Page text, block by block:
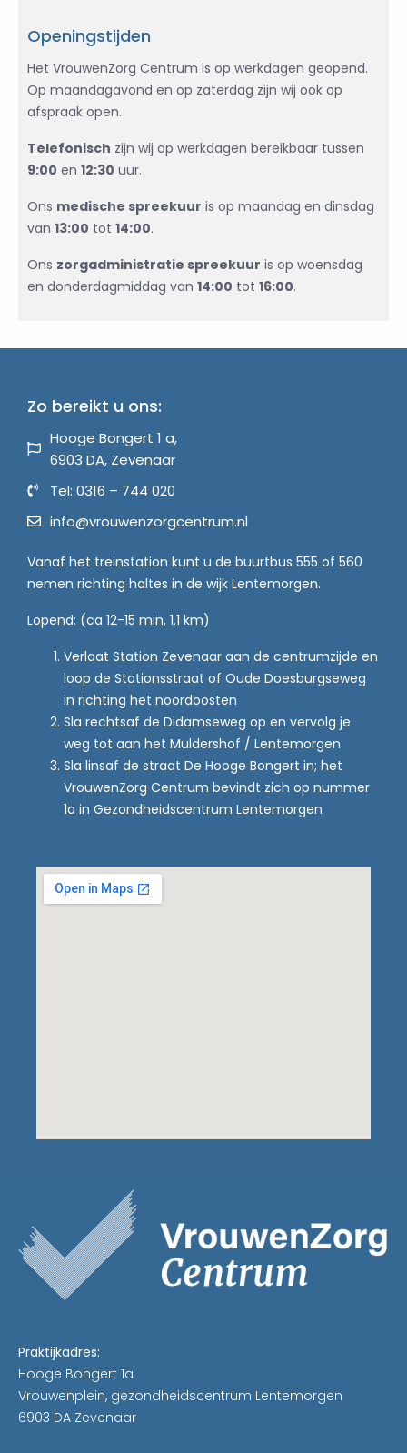
Openingstijden
Het VrouwenZorg Centrum is op werkdagen geopend.
Op maandagavond en op zaterdag zijn wij ook op
afspraak open.
Telefonisch zijn wij op werkdagen bereikbaar tussen
9:00 en 12:30 uur.
Ons medische spreekuur is op maandag en dinsdag
van 13:00 tot 14:00.
Ons zorgadministratie spreekuur is op woensdag
en donderdagmiddag van 14:00 tot 16:00.
Zo bereikt u ons:
Hooge Bongert 1 a,
6903 DA, Zevenaar
Tel: 0316 – 744 020
info@vrouwenzorgcentrum.nl
Vanaf het treinstation kunt u de buurtbus 555 of 560
nemen richting haltes in de wijk Lentemorgen.
Lopend: (ca 12-15 min, 1.1 km)
Verlaat Station Zevenaar aan de centrumzijde en
loop de Stationsstraat of Oude Doesburgseweg
in richting het noordoosten
Sla rechtsaf de Didamseweg op en vervolg je
weg tot aan het Muldershof / Lentemorgen
Sla linsaf de straat De Hooge Bongert in; het
VrouwenZorg Centrum bevindt zich op nummer
1a in Gezondheidscentrum Lentemorgen
Praktijkadres:
Hooge Bongert 1a
Vrouwenplein, gezondheidscentrum Lentemorgen
6903 DA Zevenaar